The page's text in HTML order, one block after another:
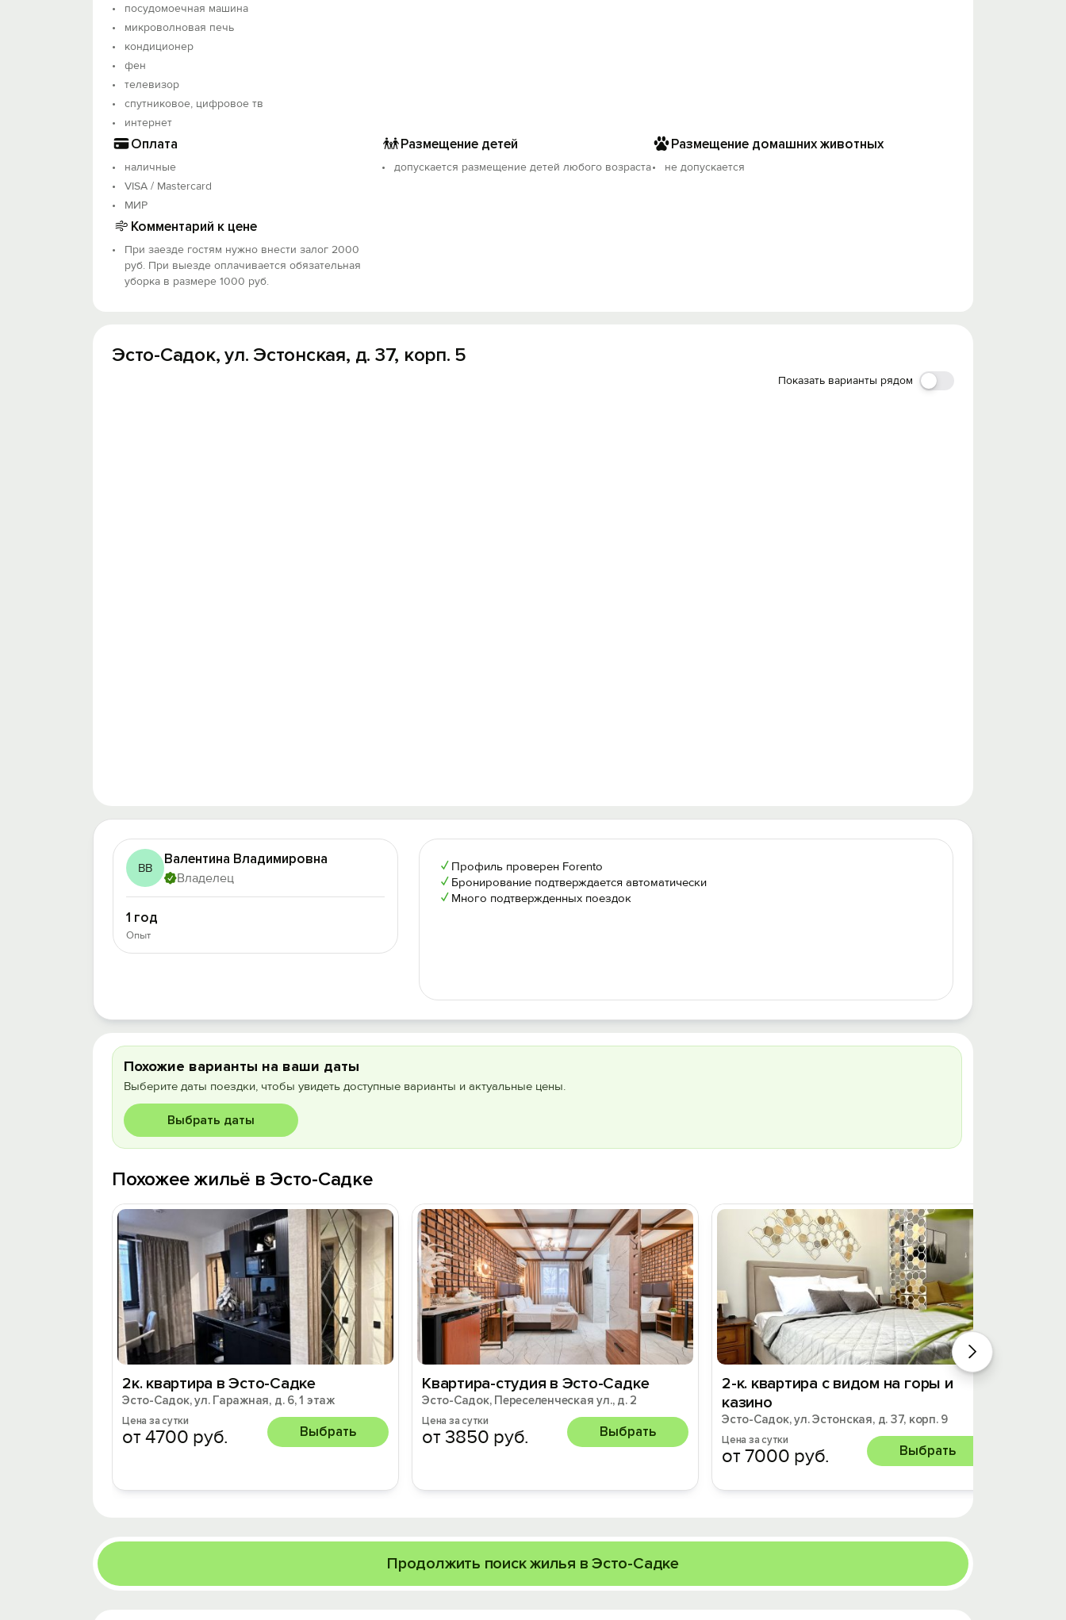
посудомоечная машина
микроволновая печь
кондиционер
фен
телевизор
спутниковое, цифровое тв
интернет
Оплата
наличные
VISA / Mastercard
МИР
Размещение детей
допускается размещение детей любого возраста
Размещение домашних животных
не допускается
Комментарий к цене
При заезде гостям нужно внести залог 2000
руб. При выезде оплачивается обязательная
уборка в размере 1000 руб.
Эсто-Садок, ул. Эстонская, д. 37, корп. 5
Показать варианты рядом
ВВ
Валентина Владимировна
Владелец
1 год
Опыт
✓ Профиль проверен Forento
✓ Бронирование подтверждается автоматически
✓ Много подтвержденных поездок
Похожие варианты на ваши даты
Выберите даты поездки, чтобы увидеть доступные варианты и актуальные цены.
Выбрать даты
Похожее жильё в Эсто-Садке
2к. квартира в Эсто-Садке
Эсто-Садок, ул. Гаражная, д. 6, 1 этаж
Цена за сутки
от 4700 руб. Выбрать
Квартира-студия в Эсто-Садке
Эсто-Садок, Переселенческая ул., д. 2
Цена за сутки
от 3850 руб. Выбрать
2-к. квартира с видом на горы и
казино
Эсто-Садок, ул. Эстонская, д. 37, корп. 9
Цена за сутки
от 7000 руб. Выбрать
Продолжить поиск жилья в Эсто-Садке